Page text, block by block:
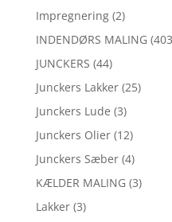
Impregnering (2)
INDENDØRS MALING
JUNCKERS (44)
Junckers Lakker (25)
Junckers Lude (3)
Junckers Olier (12)
Junckers Sæber (4)
KÆLDER MALING (3)
Lakker (3)